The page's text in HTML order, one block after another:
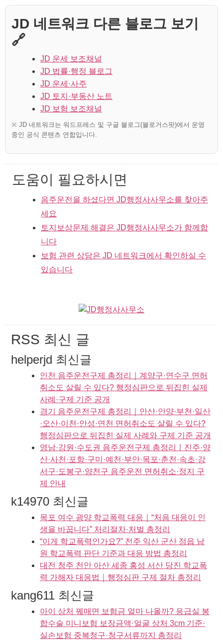
JD 네트워크 다른 블로그 보기
🔗
JD 운세 보조채널
JD 법률·행정 블로그
JD 운세·사주
JD 토지·부동산 노트
JD 보험 보조채널
※ JD 네트워크는 워드프레스 및 구글 블로그(블로거스팟)에서 운영
중인 공식 콘텐츠 연합입니다.
도움이 필요하시면
음주운전을 하셨다면 JD행정사사무소를 찾아주
세요
토지보상문제 해결은 JD행정사사무소가 함께합
니다
보험 관련 상담은 JD 네트워크에서 확인하실 수
있습니다
RSS 최신 글
helperjd 최신글
인천 음주운전구제 총정리｜계양구·연수구 면허
취소도 살릴 수 있다? 행정심판으로 뒤집힌 실제
사례·구제 기준 공개
경기 음주운전구제 총정리｜안산·안양·부천·일산
·오산·이천·안성·연천 면허취소도 살릴 수 있다?
행정심판으로 뒤집힌 실제 사례와 구제 기준 공개
영남·강원·수도권 음주운전구제 총정리ㅣ진주·양
산·사천·포항·구미·예천·부안·목포·춘천·속초·강
서구·도봉구·양천구 음주운전 면허취소·정지 구
제 안내
k14970 최신글
목포 여수 광양 학교폭력 대응｜“처음 대응이 인
생을 바꿉니다” 처리절차·처벌 총정리
“이게 학교폭력인가요?” 전주 익산 군산 정읍 남
원 학교폭력 판단 기준과 대응 방법 총정리
대전 청주 천안 아산 세종 홍성 서산 당진 학교폭
력 가해자 대응법｜행정심판 구제 절차 총정리
kang611 최신글
아이 상처 꿰매면 보험금 얼마 나올까? 응급실 봉
합수술 미니보험 보장금액·얼굴 상처 3cm 기준·
실손보험 중복청구·청구서류까지 총정리